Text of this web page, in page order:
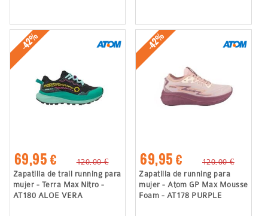
-42%
69,95 €
120,00 €
Zapatilla de trail running para
mujer - Terra Max Nitro -
AT180 ALOE VERA
-42%
69,95 €
120,00 €
Zapatilla de running para
mujer - Atom GP Max Mousse
Foam - AT178 PURPLE